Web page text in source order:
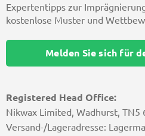
Registered Head Office:
Nikwax Limited, Wadhurst, TN5
Versand-/Lageradresse:
Expertentipps zur
kostenlose Muster und
Melden Sie sich für